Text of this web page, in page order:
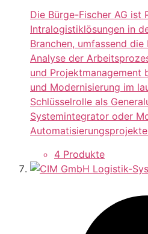
Die Bürge-Fischer AG ist
Intralogistiklösungen in
Branchen, umfassend
Analyse der
und Projektmanagement
und Modernisierung im
Schlüsselrolle als
Systemintegrator oder
4 Produkte